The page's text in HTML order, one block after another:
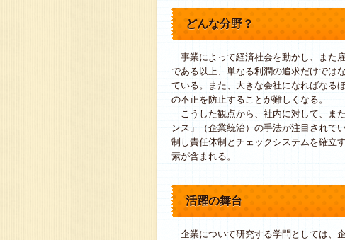
どんな分野？
事業によって経済社会を動かし、また
である以上、単なる利潤の追求だけでは
ている。また、大きな会社になればなる
の不正を防止することが難しくなる。
こうした観点から、社内に対して、ま
ンス」（企業統治）の手法が注目されて
制し責任体制とチェックシステムを確立
素が含まれる。
活躍の舞台
企業について研究する学問としては、